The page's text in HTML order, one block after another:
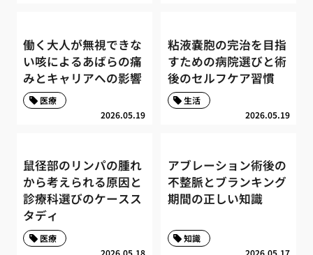
働く大人が無視できな
い咳によるあばらの痛
みとキャリアへの影響
2026.05.19
医療
粘液嚢胞の完治を目指
すための病院選びと術
後のセルフケア習慣
2026.05.19
生活
鼠径部のリンパの腫れ
から考えられる原因と
診療科選びのケースス
タディ
2026.05.18
医療
アブレーション術後の
不整脈とブランキング
期間の正しい知識
2026.05.17
知識